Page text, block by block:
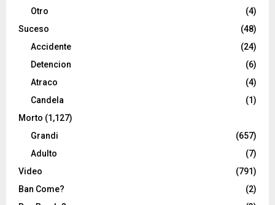
Otro
(4)
Suceso
(48)
Accidente
(24)
Detencion
(6)
Atraco
(4)
Candela
(1)
Morto (1,127)
Grandi
(657)
Adulto
(7)
Video
(791)
Ban Come?
(2)